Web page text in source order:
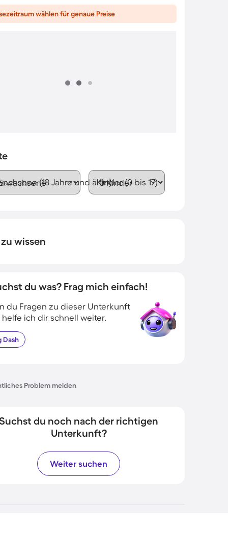
wählen für genaue Preise
(18 Jahre und älter)Kinder (0 bis 17)
wissen
du was? Frag mich einfach!
du Fragen zu dieser Unterkunft
helfe ich dir schnell weiter.
Dash
Problem melden
du noch nach der richtigen
Unterkunft?
Weiter suchen